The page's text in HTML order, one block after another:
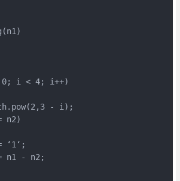
i < 4; i++)
- i);
n2)
‘1‘;
n1 - n2;